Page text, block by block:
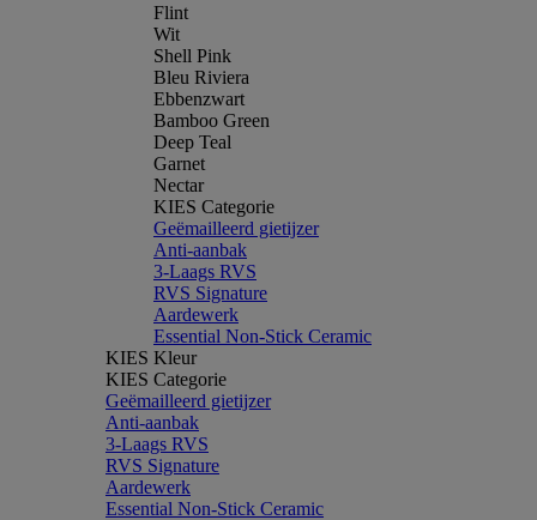
Flint
Wit
Shell Pink
Bleu Riviera
Ebbenzwart
Bamboo Green
Deep Teal
Garnet
Nectar
KIES Categorie
Geëmailleerd gietijzer
Anti-aanbak
3-Laags RVS
RVS Signature
Aardewerk
Essential Non-Stick Ceramic
KIES Kleur
KIES Categorie
Geëmailleerd gietijzer
Anti-aanbak
3-Laags RVS
RVS Signature
Aardewerk
Essential Non-Stick Ceramic